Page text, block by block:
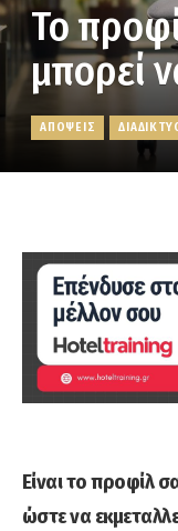
Το
μπορεί
ΑΠΟΨΕΙΣ
Είναι το προφίλ
ώστε να